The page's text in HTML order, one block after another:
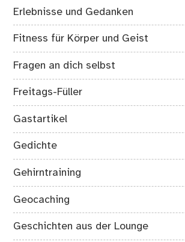
Erlebnisse und Gedanken
Fitness für Körper und Geist
Fragen an dich selbst
Freitags-Füller
Gastartikel
Gedichte
Gehirntraining
Geocaching
Geschichten aus der Lounge